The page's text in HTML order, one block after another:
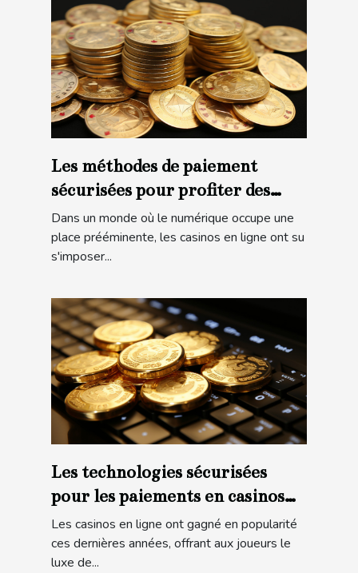
Les méthodes de paiement
sécurisées pour profiter des
bonus de casino en ligne
Dans un monde où le numérique occupe une
place prééminente, les casinos en ligne ont su
s'imposer...
Les technologies sécurisées
pour les paiements en casinos
en ligne
Les casinos en ligne ont gagné en popularité
ces dernières années, offrant aux joueurs le
luxe de...